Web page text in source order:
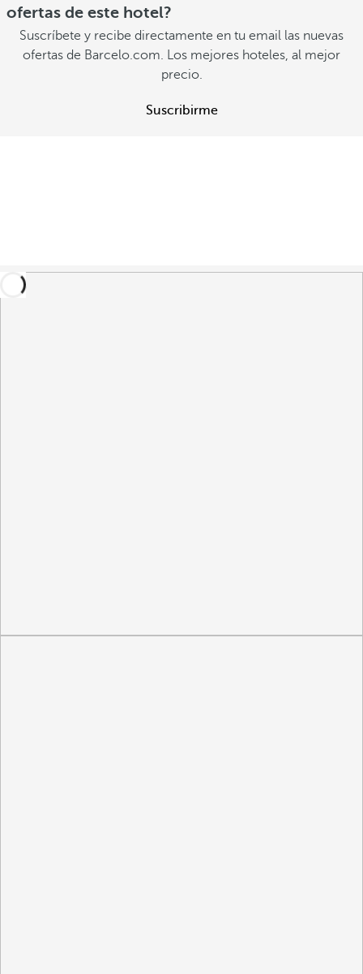
ofertas de este hotel?
Suscríbete y recibe directamente en tu email las nuevas
ofertas de Barcelo.com. Los mejores hoteles, al mejor
precio.
Suscribirme